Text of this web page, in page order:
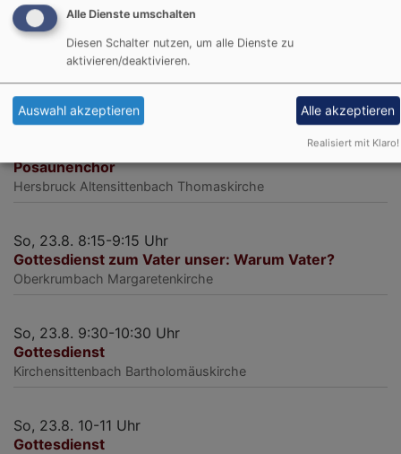
Die nächsten Gottesdienste
So, 16.8. 9:30-10:30 Uhr
Festgottesdienst zur Kirchweih im Grünen mit
Posaunenchor
Hersbruck Altensittenbach Thomaskirche
So, 23.8. 8:15-9:15 Uhr
Gottesdienst zum Vater unser: Warum Vater?
Oberkrumbach Margaretenkirche
So, 23.8. 9:30-10:30 Uhr
Gottesdienst
Kirchensittenbach Bartholomäuskirche
So, 23.8. 10-11 Uhr
Gottesdienst
Alle Dienste umschalten
Diesen Schalter nutzen, um alle Dienste zu
aktivieren/deaktivieren.
Auswahl akzeptieren Alle akzeptieren
Realisiert mit Klaro!